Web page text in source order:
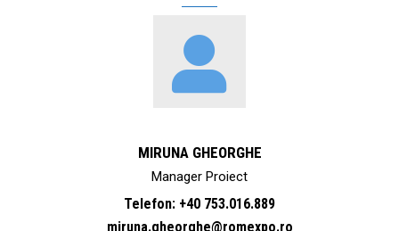
MIRUNA GHEORGHE
Manager Proiect
Telefon: +40 753.016.889
miruna.gheorghe@romexpo.ro